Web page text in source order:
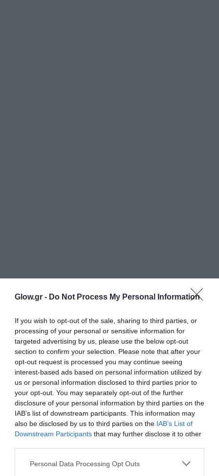
Glow.gr - Do Not Process My Personal Information
If you wish to opt-out of the sale, sharing to third parties, or
processing of your personal or sensitive information for
targeted advertising by us, please use the below opt-out
section to confirm your selection. Please note that after your
opt-out request is processed you may continue seeing
interest-based ads based on personal information utilized by
us or personal information disclosed to third parties prior to
your opt-out. You may separately opt-out of the further
disclosure of your personal information by third parties on the
IAB’s list of downstream participants. This information may
also be disclosed by us to third parties on the IAB’s List of
Downstream Participants that may further disclose it to other
Personal Data Processing Opt Outs